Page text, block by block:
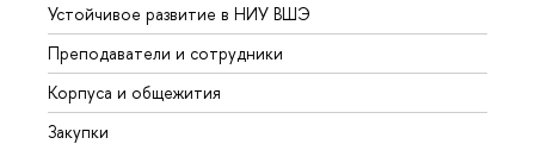
Устойчивое развитие в НИУ ВШЭ
Преподаватели и сотрудники
Корпуса и общежития
Закупки